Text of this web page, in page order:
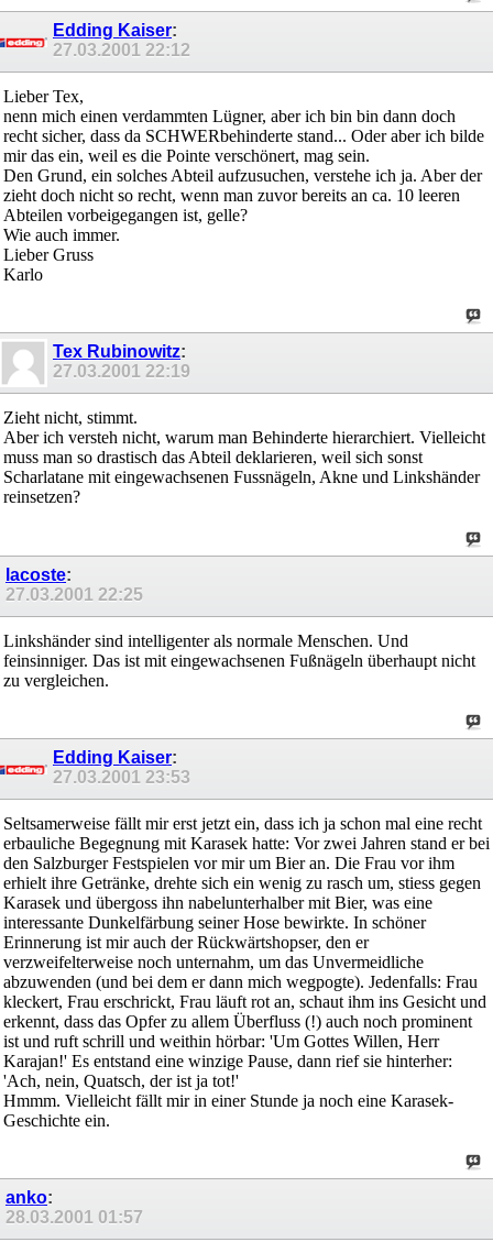
Edding Kaiser:
27.03.2001 22:12
Lieber Tex,
nenn mich einen verdammten Lügner, aber ich bin bin dann doch
recht sicher, dass da SCHWERbehinderte stand... Oder aber ich bilde
mir das ein, weil es die Pointe verschönert, mag sein.
Den Grund, ein solches Abteil aufzusuchen, verstehe ich ja. Aber der
zieht doch nicht so recht, wenn man zuvor bereits an ca. 10 leeren
Abteilen vorbeigegangen ist, gelle?
Wie auch immer.
Lieber Gruss
Karlo
Tex Rubinowitz:
27.03.2001 22:19
Zieht nicht, stimmt.
Aber ich versteh nicht, warum man Behinderte hierarchiert. Vielleicht
muss man so drastisch das Abteil deklarieren, weil sich sonst
Scharlatane mit eingewachsenen Fussnägeln, Akne und Linkshänder
reinsetzen?
lacoste:
27.03.2001 22:25
Linkshänder sind intelligenter als normale Menschen. Und
feinsinniger. Das ist mit eingewachsenen Fußnägeln überhaupt nicht
zu vergleichen.
Edding Kaiser:
27.03.2001 23:53
Seltsamerweise fällt mir erst jetzt ein, dass ich ja schon mal eine recht
erbauliche Begegnung mit Karasek hatte: Vor zwei Jahren stand er bei
den Salzburger Festspielen vor mir um Bier an. Die Frau vor ihm
erhielt ihre Getränke, drehte sich ein wenig zu rasch um, stiess gegen
Karasek und übergoss ihn nabelunterhalber mit Bier, was eine
interessante Dunkelfärbung seiner Hose bewirkte. In schöner
Erinnerung ist mir auch der Rückwärtshopser, den er
verzweifelterweise noch unternahm, um das Unvermeidliche
abzuwenden (und bei dem er dann mich wegpogte). Jedenfalls: Frau
kleckert, Frau erschrickt, Frau läuft rot an, schaut ihm ins Gesicht und
erkennt, dass das Opfer zu allem Überfluss (!) auch noch prominent
ist und ruft schrill und weithin hörbar: 'Um Gottes Willen, Herr
Karajan!' Es entstand eine winzige Pause, dann rief sie hinterher:
'Ach, nein, Quatsch, der ist ja tot!'
Hmmm. Vielleicht fällt mir in einer Stunde ja noch eine Karasek-
Geschichte ein.
anko:
28.03.2001 01:57